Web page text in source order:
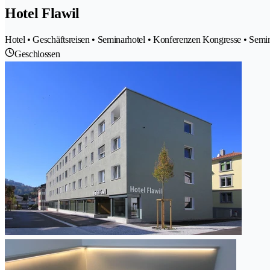
Hotel Flawil
Hotel • Geschäftsreisen • Seminarhotel • Konferenzen Kongresse •
Geschlossen